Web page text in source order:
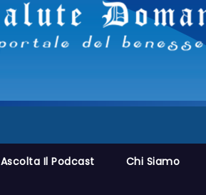
Ascolta Il Podcast Chi Siamo